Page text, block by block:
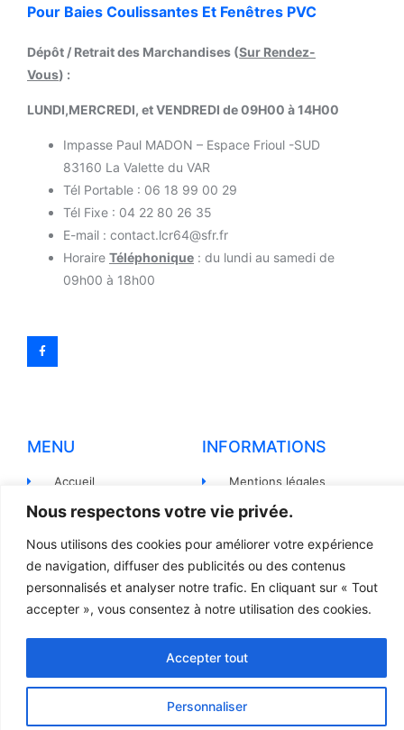
Nous respectons votre vie privée.
Nous utilisons des cookies pour améliorer votre expérience
de navigation, diffuser des publicités ou des contenus
personnalisés et analyser notre trafic. En cliquant sur « Tout
accepter », vous consentez à notre utilisation des cookies.
Personnaliser
Accepter tout
Pour Baies Coulissantes Et Fenêtres PVC
Dépôt / Retrait des Marchandises (Sur Rendez-
Vous) :
LUNDI,MERCREDI, et VENDREDI de 09H00 à 14H00
Impasse Paul MADON – Espace Frioul -SUD
83160 La Valette du VAR
Tél Portable : 06 18 99 00 29
Tél Fixe : 04 22 80 26 35
E-mail : contact.lcr64@sfr.fr
Horaire Téléphonique : du lundi au samedi de
09h00 à 18h00
MENU
Accueil
Produits
Pièces détachées
Devis
INFORMATIONS
Mentions légales
Politiques de
Conditions générales de
vente
Règlement et Expédition
© 2023 TOUS DROITS RÉSERVÉS - LCR
Création site internet par l’agence Web